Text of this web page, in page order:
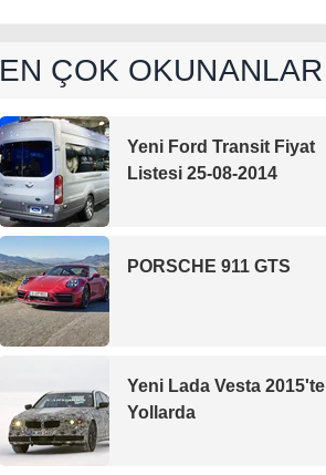
EN ÇOK OKUNANLAR
Yeni Ford Transit Fiyat
Listesi 25-08-2014
PORSCHE 911 GTS
Yeni Lada Vesta 2015'te
Yollarda